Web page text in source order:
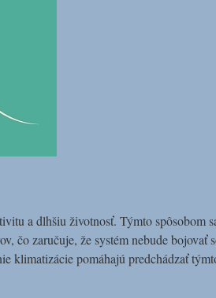
a dlhšiu životnosť. Týmto spôsobom
čo zaručuje, že systém nebude bojovať
klimatizácie pomáhajú predchádzať